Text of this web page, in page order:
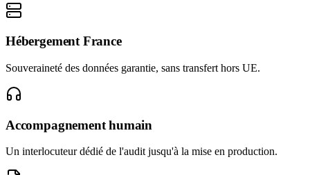
Hébergement France
Souveraineté des données garantie, sans transfert hors UE.
Accompagnement humain
Un interlocuteur dédié de l'audit jusqu'à la mise en production.